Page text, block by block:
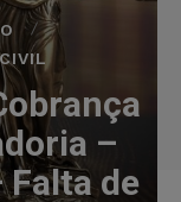
–
de